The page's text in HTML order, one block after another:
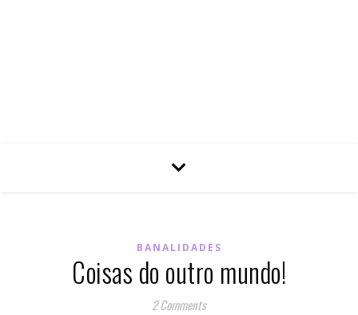
BANALIDADES
Coisas do outro mundo!
2 Comments